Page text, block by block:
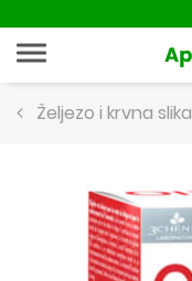
Željezo i krvna slika